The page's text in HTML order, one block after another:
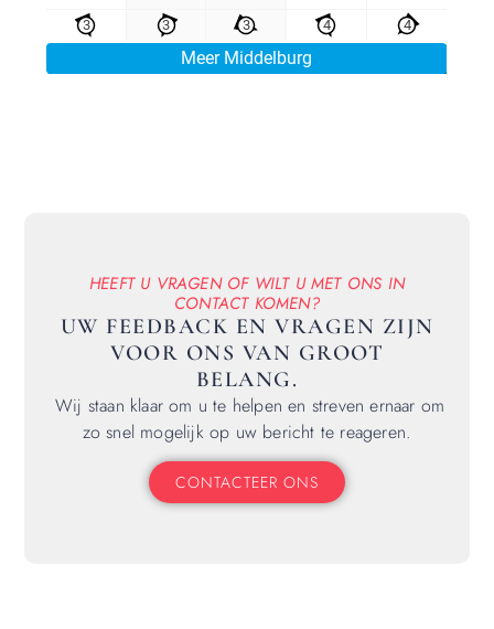
HEEFT U VRAGEN OF WILT U MET ONS IN
CONTACT KOMEN?
UW FEEDBACK EN VRAGEN ZIJN
VOOR ONS VAN GROOT
BELANG.
Wij staan klaar om u te helpen en streven ernaar om
zo snel mogelijk op uw bericht te reageren.
CONTACTEER ONS